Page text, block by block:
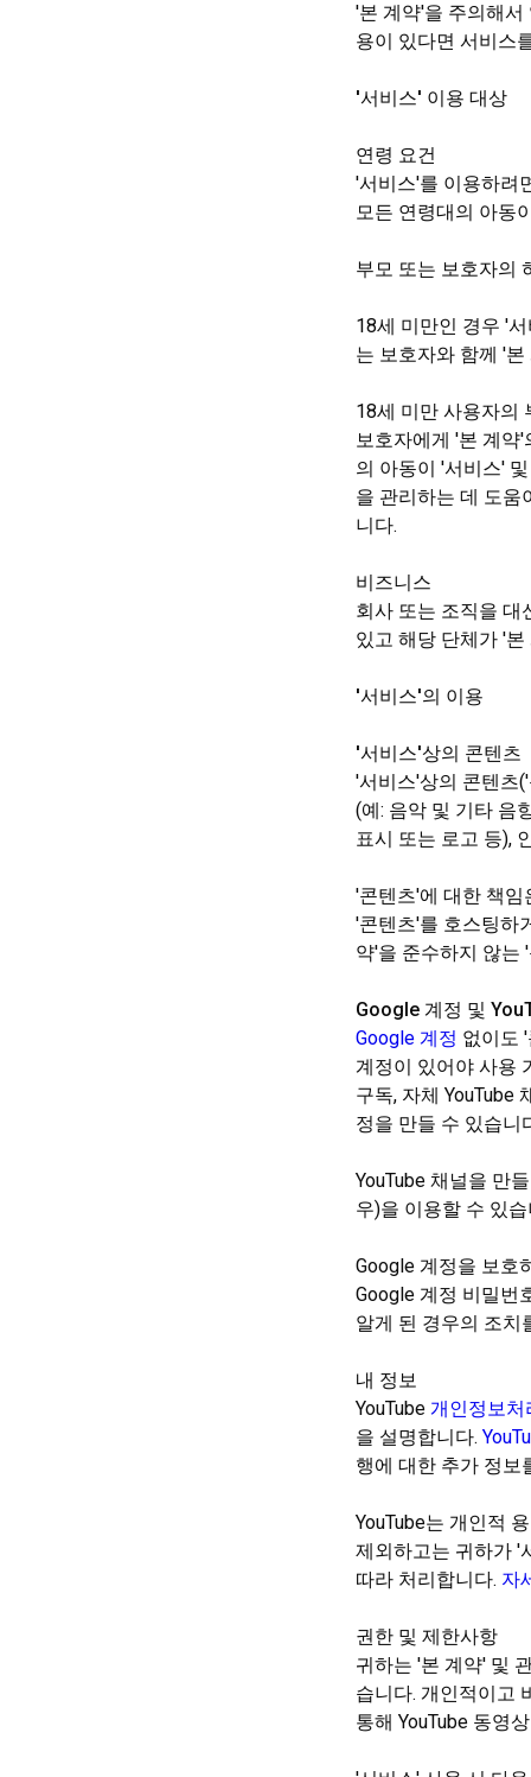
'본 계약'을 주의해서
용이 있다면 서비스
'서비스' 이용 대상
연령 요건
'서비스'를 이용하려
모든 연령대의 아동
부모 또는 보호자의
18세 미만인 경우 '
는 보호자와 함께 '
18세 미만 사용자의
보호자에게 '본 계약
의 아동이 '서비스'
을 관리하는 데 도움
니다.
비즈니스
회사 또는 조직을 대
있고 해당 단체가 '
'서비스'의 이용
'서비스'상의 콘텐츠
'서비스'상의 콘텐츠
(예: 음악 및 기타 음
표시 또는 로고 등),
'콘텐츠'에 대한 책임
'콘텐츠'를 호스팅하
약'을 준수하지 않는
Google 계정 및
Google 계정 없이도
계정이 있어야 사용
구독, 자체 YouTube
정을 만들 수 있습니
YouTube 채널을 만
우)을 이용할 수 있
Google 계정을 보호
Google 계정 비밀번
알게 된 경우의 조치
내 정보
YouTube 개인정보처
을 설명합니다.
행에 대한 추가 정보
YouTube는 개인적
제외하고는 귀하가 '
따라 처리합니다. 자
권한 및 제한사항
귀하는 '본 계약' 및
습니다. 개인적이고
통해 YouTube 동영